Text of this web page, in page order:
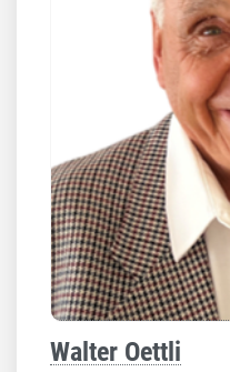
Walter Oettli